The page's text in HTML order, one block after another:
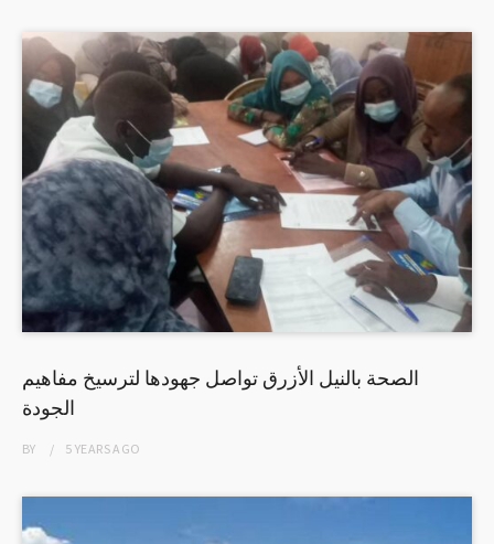
الصحة بالنيل الأزرق تواصل جهودها لترسيخ مفاهيم
الجودة
BY 5 YEARSAGO